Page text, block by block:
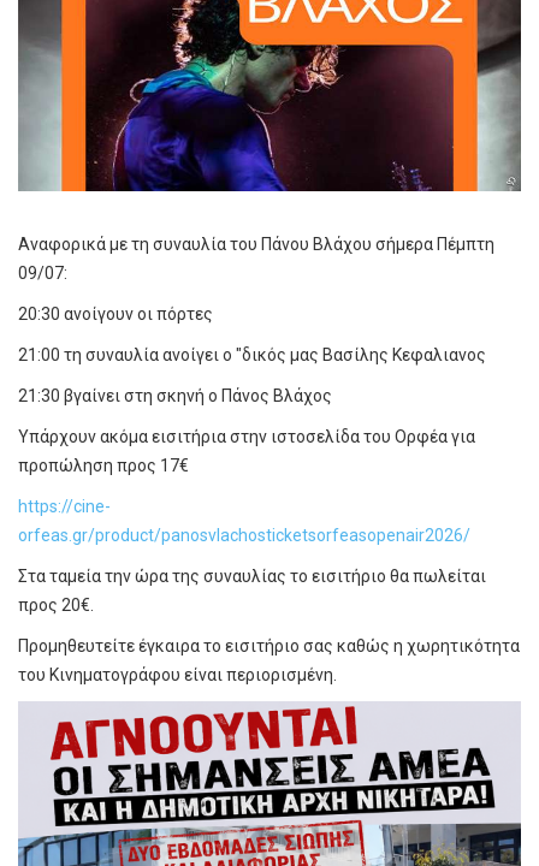
Αναφορικά με τη συναυλία του Πάνου Βλάχου σήμερα Πέμπτη
09/07:
20:30 ανοίγουν οι πόρτες
21:00 τη συναυλία ανοίγει ο "δικός μας Βασίλης Κεφαλιανος
21:30 βγαίνει στη σκηνή ο Πάνος Βλάχος
Υπάρχουν ακόμα εισιτήρια στην ιστοσελίδα του Ορφέα για
προπώληση προς 17€
https://cine-
orfeas.gr/product/panosvlachosticketsorfeasopenair2026/
Στα ταμεία την ώρα της συναυλίας το εισιτήριο θα πωλείται
προς 20€.
Προμηθευτείτε έγκαιρα το εισιτήριο σας καθώς η χωρητικότητα
του Κινηματογράφου είναι περιορισμένη.